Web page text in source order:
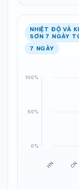
NHIỆT ĐỘ VÀ
SƠN 7 NGÀY
7 NGÀY